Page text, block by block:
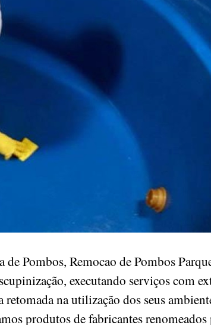
Pombos, Remocao de Pombos
executando serviços com
na utilização dos seus
produtos de fabricantes